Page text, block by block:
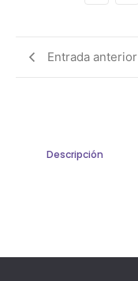
Entrada anterior
Descripción